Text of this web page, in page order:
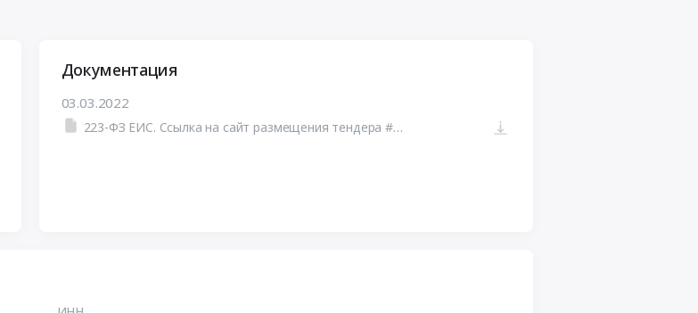
Документация
03.03.2022
223-ФЗ ЕИС. Ссылка на сайт размещения тендера #110998407868.doc